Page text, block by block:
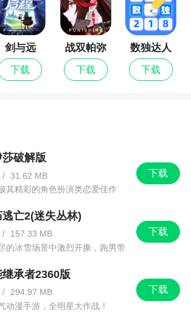
险任务等你来一一挑战哦
素风格，精彩刺激的射击战斗冒
不同的阵容，让每个勇士角色，都
场场冒险任务，在地牢当中寻找宝
出装备
推荐给大家！为大家提供了本新玩
剑与远
征：启程
下载
战双帕弥
什
下载
数独达人
下载
下载
破解版
/ 31.62 MB
其精彩的角色扮演类恋爱佳作
下载
亡2(迷失丛林)
/
157.33 MB
的冰雪场景中激烈开撕，跑男带
下载
继承者2360版
/
294.97 MB
动漫手游，全明星大作战！